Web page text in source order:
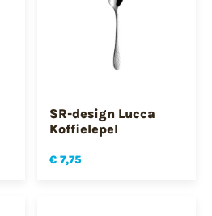
SR-design Lucca
Koffielepel
€ 7,75